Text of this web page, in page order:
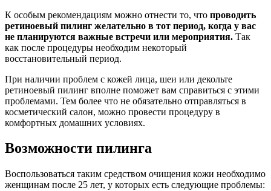
К особым рекомендациям можно отнести то, что проводить
ретиноевый пилинг желательно в тот период, когда у вас
не планируются важные встречи или мероприятия. Так
как после процедуры необходим некоторый
восстановительный период.
При наличии проблем с кожей лица, шеи или декольте
ретиноевый пилинг вполне поможет вам справиться с этими
проблемами. Тем более что не обязательно отправляться в
косметический салон, можно провести процедуру в
комфортных домашних условиях.
Возможности пилинга
Воспользоваться таким средством очищения кожи необходимо
женщинам после 25 лет, у которых есть следующие проблемы: